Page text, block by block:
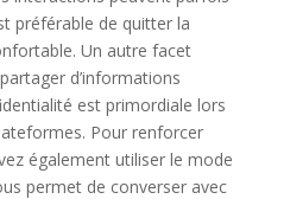
préférable de quitter la
Un autre facet
d’informations
est primordiale lors
Pour renforcer
également utiliser le mode
permet de converser avec